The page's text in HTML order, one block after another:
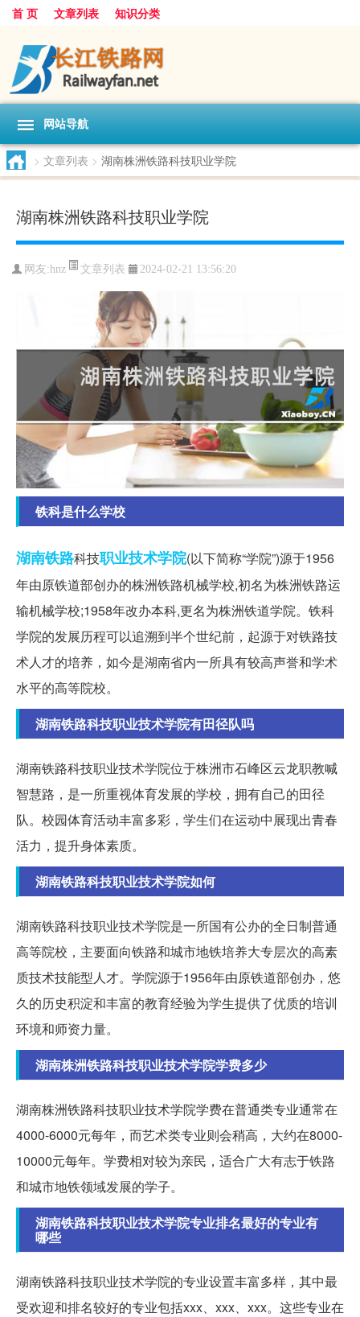
首 页 文章列表 知识分类
网站导航
> 文章列表 > 湖南株洲铁路科技职业学院
湖南株洲铁路科技职业学院
网友:hnz 文章列表 2024-02-21 13:56:20
铁科是什么学校
湖南铁路科技职业技术学院(以下简称“学院”)源于1956
年由原铁道部创办的株洲铁路机械学校,初名为株洲铁路运
输机械学校;1958年改办本科,更名为株洲铁道学院。铁科
学院的发展历程可以追溯到半个世纪前，起源于对铁路技
术人才的培养，如今是湖南省内一所具有较高声誉和学术
水平的高等院校。
湖南铁路科技职业技术学院有田径队吗
湖南铁路科技职业技术学院位于株洲市石峰区云龙职教喊
智慧路，是一所重视体育发展的学校，拥有自己的田径
队。校园体育活动丰富多彩，学生们在运动中展现出青春
活力，提升身体素质。
湖南铁路科技职业技术学院如何
湖南铁路科技职业技术学院是一所国有公办的全日制普通
高等院校，主要面向铁路和城市地铁培养大专层次的高素
质技术技能型人才。学院源于1956年由原铁道部创办，悠
久的历史积淀和丰富的教育经验为学生提供了优质的培训
环境和师资力量。
湖南株洲铁路科技职业技术学院学费多少
湖南株洲铁路科技职业技术学院学费在普通类专业通常在
4000-6000元每年，而艺术类专业则会稍高，大约在8000-
10000元每年。学费相对较为亲民，适合广大有志于铁路
和城市地铁领域发展的学子。
湖南铁路科技职业技术学院专业排名最好的专业有
哪些
湖南铁路科技职业技术学院的专业设置丰富多样，其中最
受欢迎和排名较好的专业包括xxx、xxx、xxx。这些专业在